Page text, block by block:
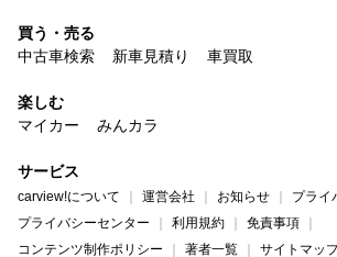
買う・売る
中古車検索
新車見積り 車買取
楽しむ
マイカー
みんカラ
サービス
carview!について 運営会社 お知らせ
プライ
プライバシーセンター
利用規約
免責事項
コンテンツ制作ポリシー
著者一覧 サイトマッ